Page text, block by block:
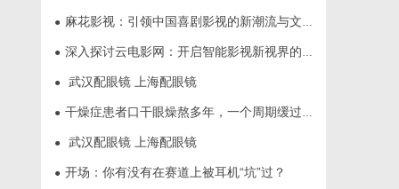
● 麻花影视：引领中国喜剧影视的新潮流与文化创新
● 深入探讨云电影网：开启智能影视新视界的全面解析
● 武汉配眼镜 上海配眼镜
● 干燥症患者口干眼燥熬多年，一个周期缓过来？老中医：一张辨证方对症，身体找回津液
● 武汉配眼镜 上海配眼镜
● 开场：你有没有在赛道上被耳机“坑”过？